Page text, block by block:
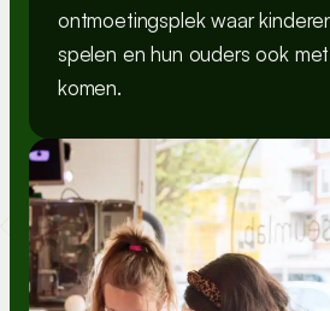
ontmoetingsplek waar
spelen en hun ouders ook
komen.